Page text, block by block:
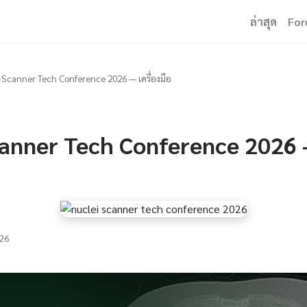
ล่าสุด
Tech Conference 2026 — เครื่องมือ
Tech Conference 2026